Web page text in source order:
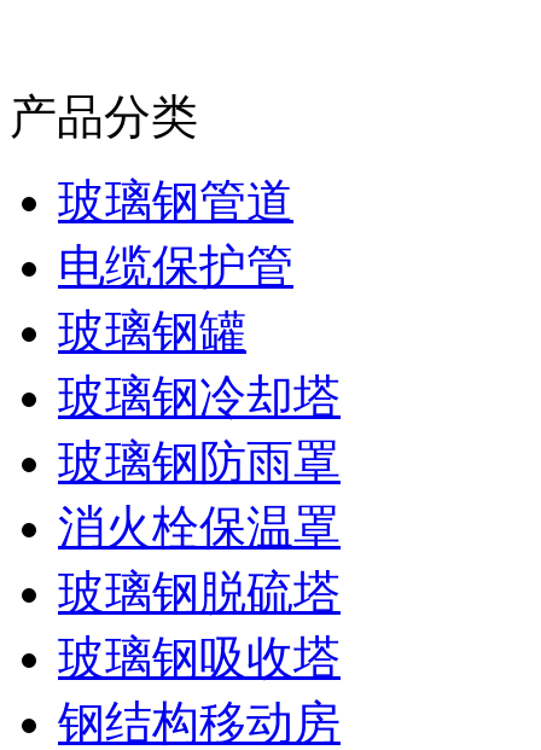
产品分类
玻璃钢管道
电缆保护管
玻璃钢罐
玻璃钢冷却塔
玻璃钢防雨罩
消火栓保温罩
玻璃钢脱硫塔
玻璃钢吸收塔
钢结构移动房